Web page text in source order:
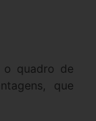
o quadro de
que